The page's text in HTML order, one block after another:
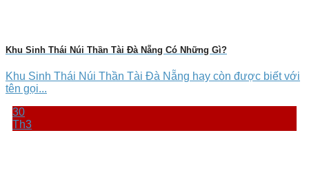
Khu Sinh Thái Núi Thần Tài Đà Nẵng Có Những Gì?
Khu Sinh Thái Núi Thần Tài Đà Nẵng hay còn được biết với
tên gọi...
30
Th3